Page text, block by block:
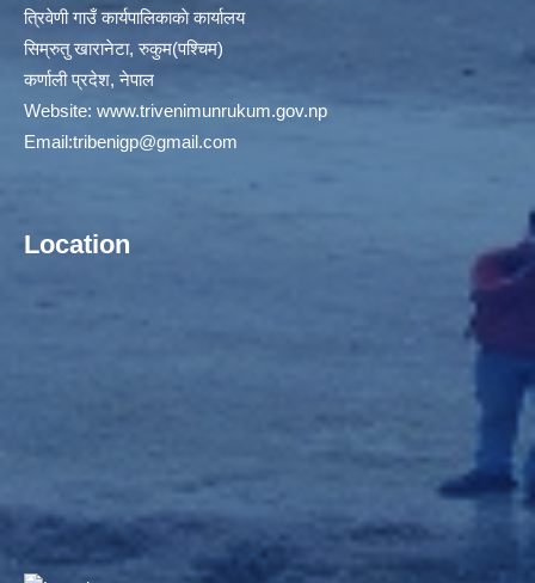
त्रिवेणी गाउँ कार्यपालिकाकाे कार्यालय
सिम्रुतु खारानेटा, रुकुम(पश्‍चिम)
कर्णाली प्रदेश, नेपाल
Website: www.trivenimunrukum.gov.np
Email:tribenigp@gmail.com
Location